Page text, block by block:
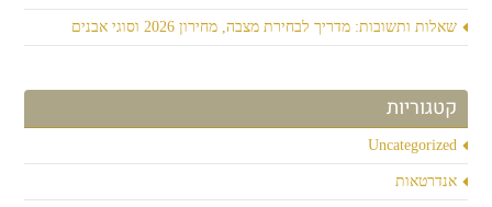
שאלות ותשובות: מדריך לבחירת מצבה, מחירון 2026 וסוגי אבנים
קטגוריות
Uncategorized
אנדרטאות